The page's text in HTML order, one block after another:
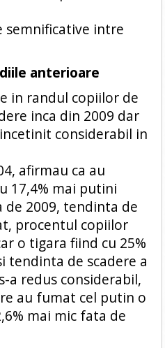
semnificative intre
anterioare
in randul copiilor de
inca din 2009 dar
considerabil in
afirmau ca au
17,4% mai putini
de 2009, tendinta de
procentul copiilor
o tigara fiind cu 25%
tendinta de scadere a
a redus considerabil,
au fumat cel putin o
mai mic fata de